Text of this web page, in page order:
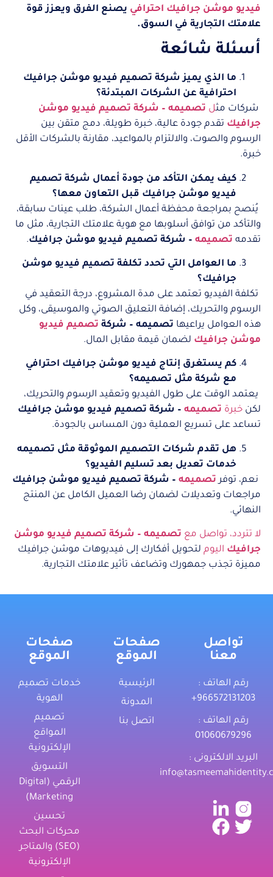
فيديو موشن جرافيك احترافي يصنع الفرق ويعزز قوة
علامتك التجارية في السوق.
أسئلة شائعة
ما الذي يميز شركة تصميم فيديو موشن جرافيك
احترافية عن الشركات المبتدئة؟
شركات مثل تصميمه – شركة تصميم فيديو موشن
جرافيك تقدم جودة عالية، خبرة طويلة، دمج متقن بين
الرسوم والصوت، والالتزام بالمواعيد، مقارنة بالشركات الأقل
خبرة.
كيف يمكن التأكد من جودة أعمال شركة تصميم
فيديو موشن جرافيك قبل التعاون معها؟
يُنصح بمراجعة محفظة أعمال الشركة، طلب عينات سابقة،
والتأكد من توافق أسلوبها مع هوية علامتك التجارية، مثل ما
تقدمه تصميمه – شركة تصميم فيديو موشن جرافيك.
ما العوامل التي تحدد تكلفة تصميم فيديو موشن
جرافيك؟
تكلفة الفيديو تعتمد على مدة المشروع، درجة التعقيد في
الرسوم والتحريك، إضافة التعليق الصوتي والموسيقى، وكل
هذه العوامل يراعيها تصميمه – شركة تصميم فيديو
موشن جرافيك لضمان قيمة مقابل المال.
كم يستغرق إنتاج فيديو موشن جرافيك احترافي
مع شركة مثل تصميمه؟
يعتمد الوقت على طول الفيديو وتعقيد الرسوم والتحريك،
لكن خبرة تصميمه – شركة تصميم فيديو موشن جرافيك
تساعد على تسريع العملية دون المساس بالجودة.
هل تقدم شركات التصميم الموثوقة مثل تصميمه
خدمات تعديل بعد تسليم الفيديو؟
نعم، توفر تصميمه – شركة تصميم فيديو موشن جرافيك
مراجعات وتعديلات لضمان رضا العميل الكامل عن المنتج
النهائي.
لا تتردد، تواصل مع تصميمه – شركة تصميم فيديو موشن
جرافيك اليوم لتحويل أفكارك إلى فيديوهات موشن جرافيك
مميزة تجذب جمهورك وتضاعف تأثير علامتك التجارية.
تواصل
معنا
رقم الهاتف :
‎+966572131203
رقم الهاتف :
01060679296
البريد الالكترونى :
صفحات
الموقع
الرئيسية
المدونة
اتصل بنا
صفحات
الموقع
خدمات تصميم
الهوية
تصميم
المواقع
الإلكترونية
التسويق
الرقمي (Digital
Marketing)
تحسين
محركات البحث
(SEO) والمتاجر
الإلكترونية